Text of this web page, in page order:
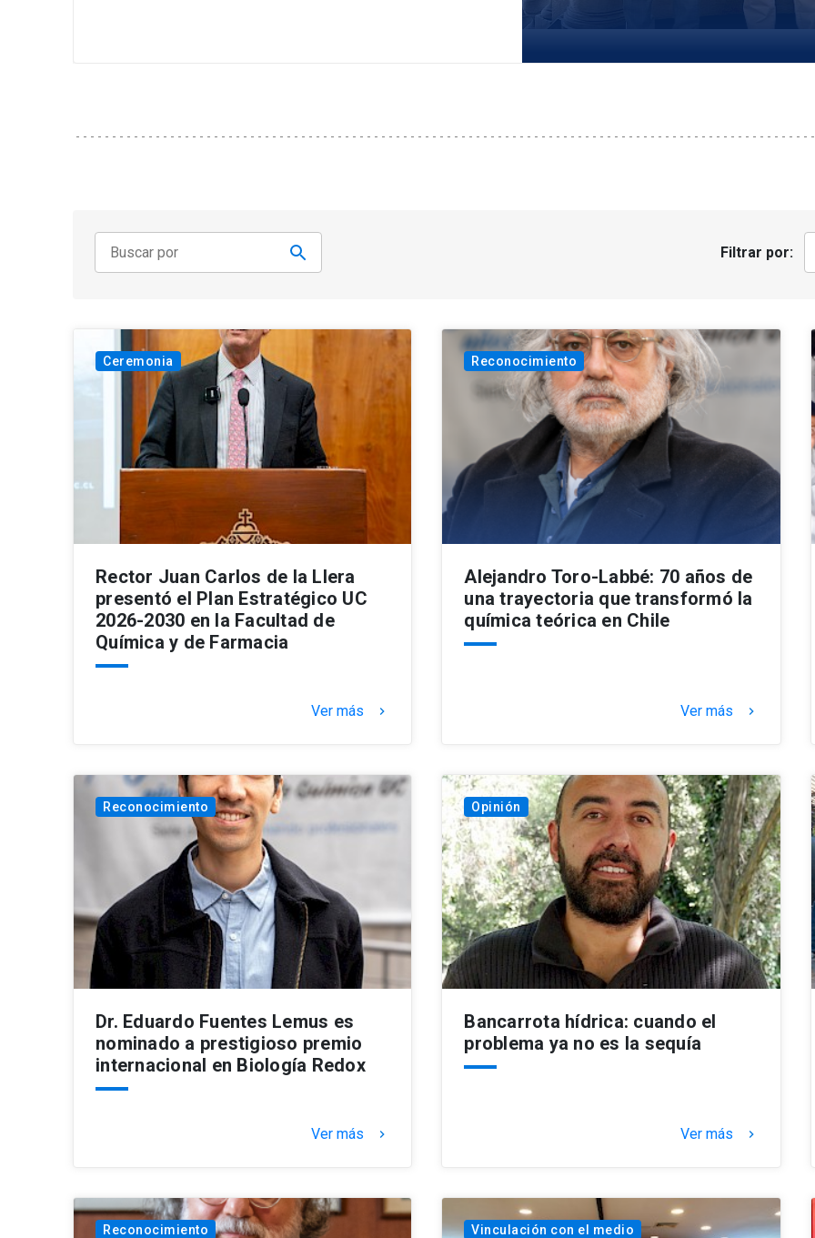
Filtrar por:
Ceremonia
Rector Juan Carlos de la Llera
presentó el Plan Estratégico UC
2026-2030 en la Facultad de
Química y de Farmacia
Ver más keyboard_arrow_right
Reconocimiento
Alejandro Toro-Labbé: 70 años de
una trayectoria que transformó la
química teórica en Chile
Ver más keyboard_arrow_right
Reconocimiento
Dr. Eduardo Fuentes Lemus es
nominado a prestigioso premio
internacional en Biología Redox
Ver más keyboard_arrow_right
Opinión
Bancarrota hídrica: cuando el
problema ya no es la sequía
Ver más keyboard_arrow_right
Reconocimiento Vinculación con el medio